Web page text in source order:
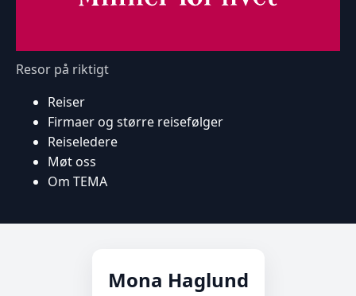
Resor på riktigt
Reiser
Firmaer og større reisefølger
Reiseledere
Møt oss
Om TEMA
Mona Haglund